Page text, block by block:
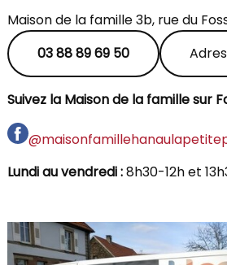
Maison de la famille 3b, rue du
03 88 89 69 50
Suivez la Maison de la famille sur
Lundi au vendredi :8h30-12h et